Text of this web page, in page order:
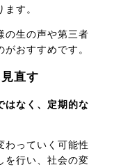
す。
の生の声や第三者
おすすめです。
直す
はなく、定期的な
わっていく可能性
を行い、社会の変